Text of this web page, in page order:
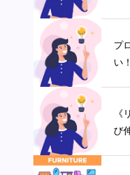
プ
い
《
び